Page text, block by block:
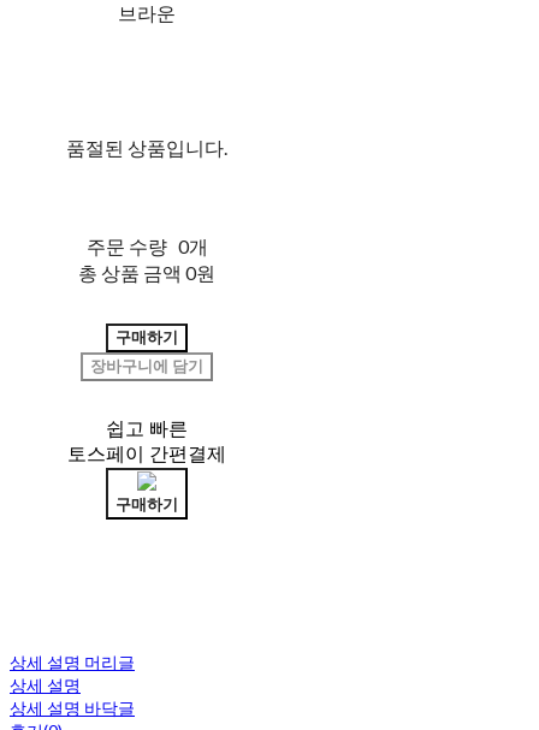
브라운
품절된 상품입니다.
주문 수량 0개
총 상품 금액 0원
구매하기
장바구니에 담기
쉽고 빠른
토스페이 간편결제
구매하기
상세 설명 머리글
상세 설명
상세 설명 바닥글